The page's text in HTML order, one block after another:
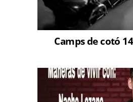
Camps de cotó